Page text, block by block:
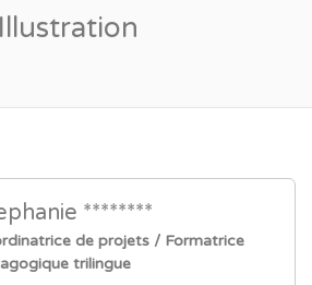
Illustration
********
de projets / Formatrice
trilingue